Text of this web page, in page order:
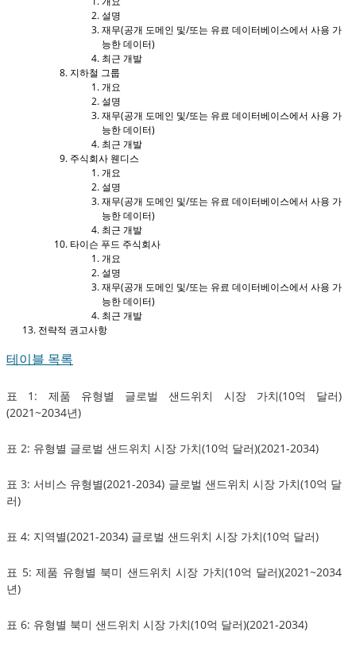
설명
재무(공개 도메인 및/또는 유료 데이터베이스에서 사용 가
능한 데이터)
최근 개발
지하철 그룹
개요
설명
재무(공개 도메인 및/또는 유료 데이터베이스에서 사용 가
능한 데이터)
최근 개발
주식회사 웬디스
개요
설명
재무(공개 도메인 및/또는 유료 데이터베이스에서 사용 가
능한 데이터)
최근 개발
타이슨 푸드 주식회사
개요
설명
재무(공개 도메인 및/또는 유료 데이터베이스에서 사용 가
능한 데이터)
최근 개발
전략적 권고사항
테이블 목록
표 1: 제품 유형별 글로벌 샌드위치 시장 가치(10억 달러)
(2021~2034년)
표 2: 유형별 글로벌 샌드위치 시장 가치(10억 달러)(2021-2034)
표 3: 서비스 유형별(2021-2034) 글로벌 샌드위치 시장 가치(10억 달
러)
표 4: 지역별(2021-2034) 글로벌 샌드위치 시장 가치(10억 달러)
표 5: 제품 유형별 북미 샌드위치 시장 가치(10억 달러)(2021~2034
년)
표 6: 유형별 북미 샌드위치 시장 가치(10억 달러)(2021-2034)